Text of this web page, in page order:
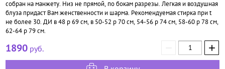
собран на манжету. Низ не прямой, по бокам разрезы. Легкая и воздушная
блуза придаст Вам женственности и шарма. Рекомендуемая стирка при t
не более 30. ДИ в 48 р 69 см, в 50-52 р 70 см, 54-56 р 74 см, 58-60 р 78 см,
62-64 р 79 см.
1890 руб. +